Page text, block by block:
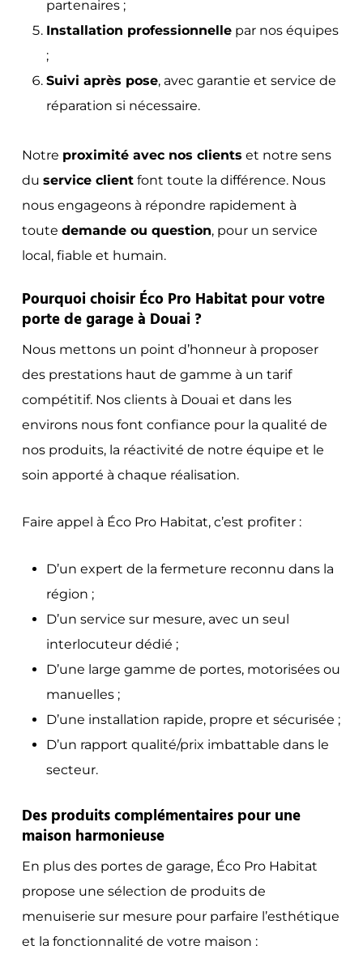
partenaires ;
Installation professionnellepar nos équipes
;
Suivi après pose, avec garantie et service de
réparation si nécessaire.
Notre proximité avec nos clients et notre sens
du service clientfont toute la différence. Nous
nous engageons à répondre rapidement à
toute demande ou question, pour un service
local, fiable et humain.
Pourquoi choisir Éco Pro Habitat pour votre
porte de garage à Douai ?
Nous mettons un point d’honneur à proposer
des prestations haut de gamme à un tarif
compétitif. Nos clients à Douai et dans les
environs nous font confiance pour la qualité de
nos produits, la réactivité de notre équipe et le
soin apporté à chaque réalisation.
Faire appel à Éco Pro Habitat, c’est profiter :
D’un expert de la fermeture reconnu dans la
région ;
D’un service sur mesure, avec un seul
interlocuteur dédié ;
D’une large gamme de portes, motorisées ou
manuelles ;
D’une installation rapide, propre et sécurisée ;
D’un rapport qualité/prix imbattable dans le
secteur.
Des produits complémentaires pour une
maison harmonieuse
En plus des portes de garage, Éco Pro Habitat
propose une sélection de produits de
menuiserie sur mesure pour parfaire l’esthétique
et la fonctionnalité de votre maison :